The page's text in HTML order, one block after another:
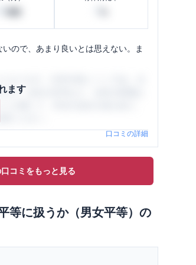
ので、あまり良いとは思えない。ま
ます
なります。SHEHUB(シーハブ)は、女
さ・会社の評判など、女性の転職は
を通して、本当の会社の姿を知り、
ください。
口コミの詳細
コミをもっと見る
等に扱うか（男女平等） の